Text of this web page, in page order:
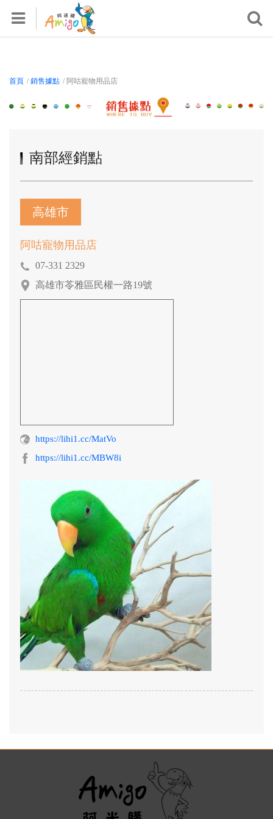
首頁
關於我們
活動專區
鸚鵡飼養知識區
檢測報告
銷售據點
常見問題
阿迷購粉絲團
首頁 / 銷售據點 / 阿咕寵物用品店
南部經銷點
高雄市
阿咕寵物用品店
07-331 2329
高雄市苓雅區民權一路19號
https://lihi1.cc/MatVo
https://lihi1.cc/MBW8i